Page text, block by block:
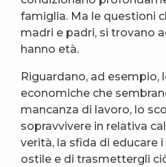
famiglia. Ma le questioni
madri e padri, si trovano
hanno età.
Riguardano, ad esempio,
economiche che
mancanza di lavoro, lo
sopravvivere in relativa
verità, la sfida di educare
ostile e di trasmettergli